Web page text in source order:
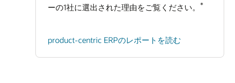
ーの1社に選出された理由をご覧ください。
*
product-centric ERPのレポートを読む